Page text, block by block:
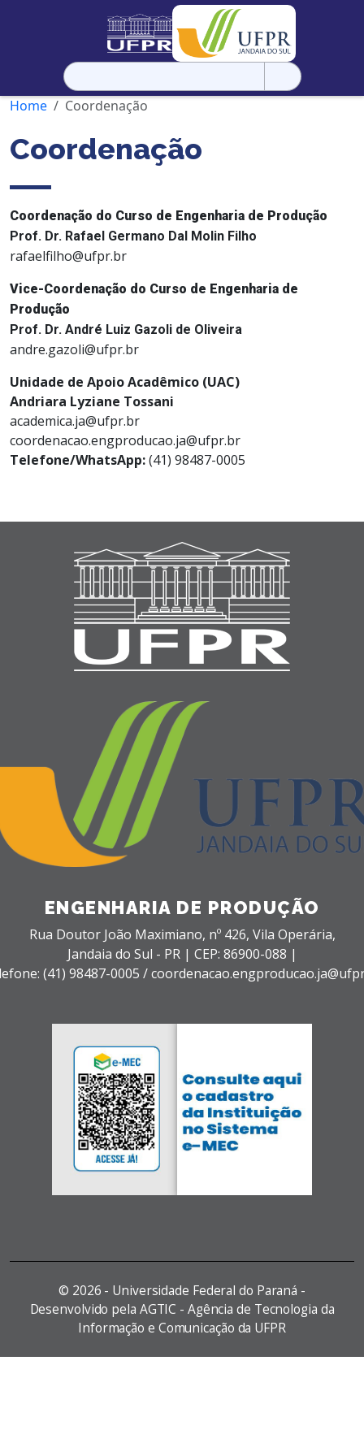
Pesquisar
por:
Home
Coordenação
Coordenação
Coordenação do Curso de Engenharia de Produção
Prof. Dr. Rafael Germano Dal Molin Filho
rafaelfilho@ufpr.br
Vice-Coordenação do Curso de Engenharia de
Produção
Prof. Dr. André Luiz Gazoli de Oliveira
andre.gazoli@ufpr.br
Unidade de Apoio Acadêmico (UAC)
Andriara Lyziane Tossani
academica.ja@ufpr.br
coordenacao.engproducao.ja@ufpr.br
Telefone/WhatsApp:(41) 98487-0005
ENGENHARIA DE PRODUÇÃO
Rua Doutor João Maximiano, nº 426, Vila Operária,
Jandaia do Sul - PR | CEP: 86900-088 |
(41) 98487-0005 /
© 2026 - Universidade Federal do Paraná -
Desenvolvido pela AGTIC - Agência de Tecnologia da
Informação e Comunicação da UFPR